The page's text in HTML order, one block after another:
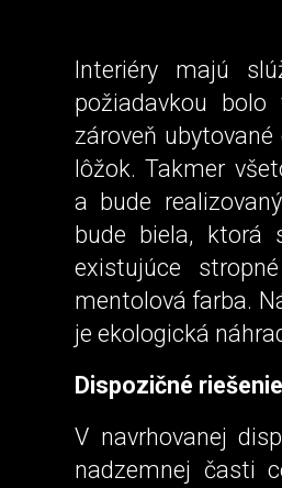
Interiéry majú
požiadavkou
zároveň
lôžok. Takmer
a bude
bude biela, ktorá
existujúce
mentolová farba.
je ekologická
Dispozičné riešenie
V navrhovanej
nadzemnej časti